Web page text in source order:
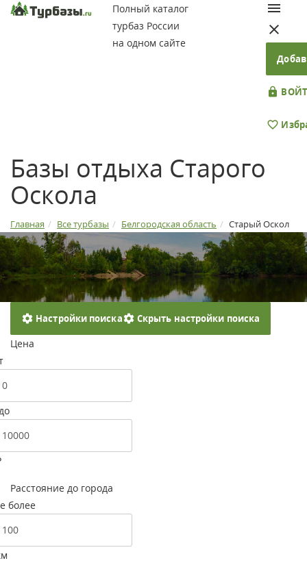
Полный каталог
турбаз России
на одном сайте
Базы отдыха Старого
Оскола
Главная Все турбазы Белгородская область Старый Оскол
Настройки поиска Скрыть настройки поиска
Цена
Расстояние до города
более